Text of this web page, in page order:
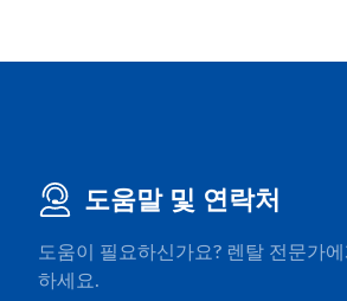
도움말 및 연락처
도움이 필요하신가요? 렌탈 전문가에
하세요.